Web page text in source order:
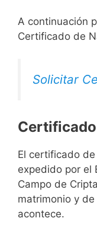
A continuación
Certificado de
Solicitar
El certificado
expedido por el
Campo de
matrimonio y
acontece.